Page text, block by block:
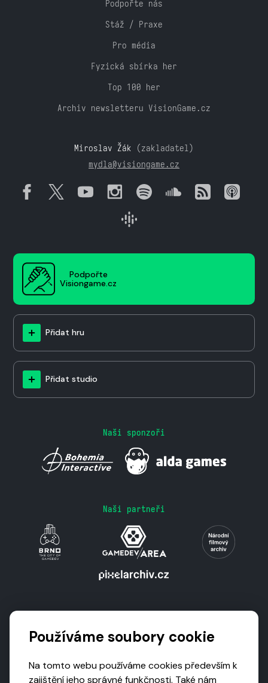
Podpořte nás
Stáž / Praxe
Pro média
Fyzická sbírka her
Top 100 her
Archiv newsletteru VisionGame.cz
Miroslav Žák (zakladatel)
mydla@visiongame.cz
Podpořte
Visiongame.cz
Přidat hru
Přidat studio
Naši sponzoři
Naši partneři
Používáme soubory cookie
Na tomto webu používáme cookies především k
zajištění jeho správné funkčnosti. Také nám